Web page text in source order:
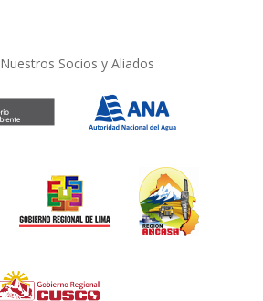
Nuestros Socios y Aliados